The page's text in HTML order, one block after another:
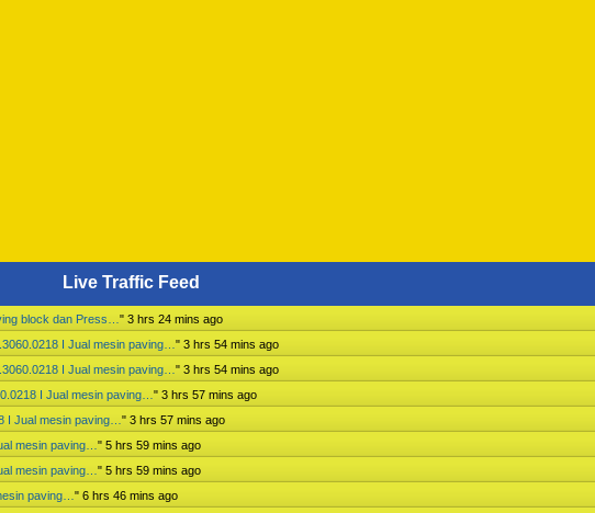
Live Traffic Feed
block dan Press… " 3 hrs 24 mins ago
I Jual mesin paving… " 3 hrs 54 mins ago
I Jual mesin paving… " 3 hrs 54 mins ago
I Jual mesin paving… " 3 hrs 57 mins ago
I Jual mesin paving… " 3 hrs 57 mins ago
mesin paving… " 5 hrs 59 mins ago
mesin paving… " 5 hrs 59 mins ago
paving… " 6 hrs 46 mins ago